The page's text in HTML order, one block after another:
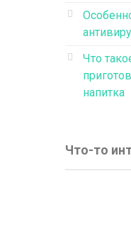
Что
напитка
Что-то